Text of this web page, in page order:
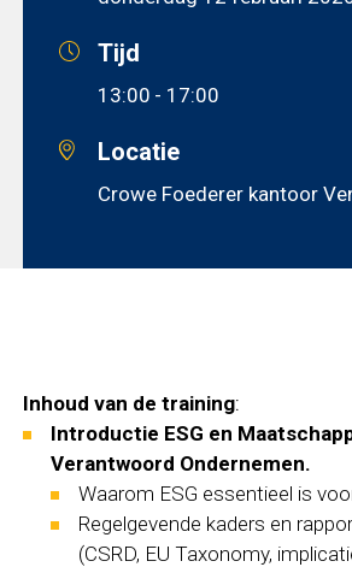
Tijd
13:00 - 17:00
Locatie
Crowe Foederer kantoor
Inhoud van de training:
Introductie ESG en
Verantwoord Ondernemen.
Waarom ESG essentieel is
Regelgevende kaders en
(CSRD, EU Taxonomy,